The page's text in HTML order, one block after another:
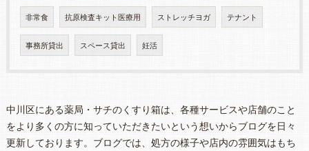
非常食 抗原検査キット医療用 ストレッチヨガ テナント
事務所貸出 スペース貸出 妊活
中川区にある薬局・サチのくすり箱は、各種サービスや店舗のこと
をより多くの方に知っていただきたいという想いからブログを日々
更新しております。ブログでは、処方の様子や店内の雰囲気はもち